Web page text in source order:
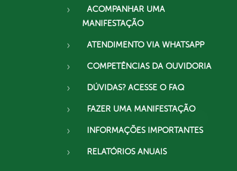
ACOMPANHAR UMA
MANIFESTAÇÃO
ATENDIMENTO VIA WHATSAPP
COMPETÊNCIAS DA OUVIDORIA
DÚVIDAS? ACESSE O FAQ
FAZER UMA MANIFESTAÇÃO
INFORMAÇÕES IMPORTANTES
RELATÓRIOS ANUAIS